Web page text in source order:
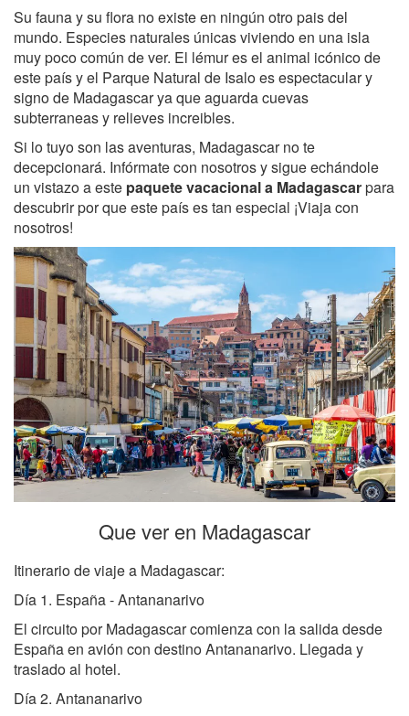
Su fauna y su flora no existe en ningún otro pais del
mundo. Especies naturales únicas viviendo en una isla
muy poco común de ver. El lémur es el animal icónico de
este país y el Parque Natural de Isalo es espectacular y
signo de Madagascar ya que aguarda cuevas
subterraneas y relieves increibles.
Si lo tuyo son las aventuras, Madagascar no te
decepcionará. Infórmate con nosotros y sigue echándole
un vistazo a este paquete vacacional a Madagascarpara
descubrir por que este país es tan especial ¡Viaja con
nosotros!
Que ver en Madagascar
Itinerario de viaje a Madagascar:
Día 1. España - Antananarivo
El circuito por Madagascar comienza con la salida desde
España en avión con destino Antananarivo. Llegada y
traslado al hotel.
Día 2. Antananarivo